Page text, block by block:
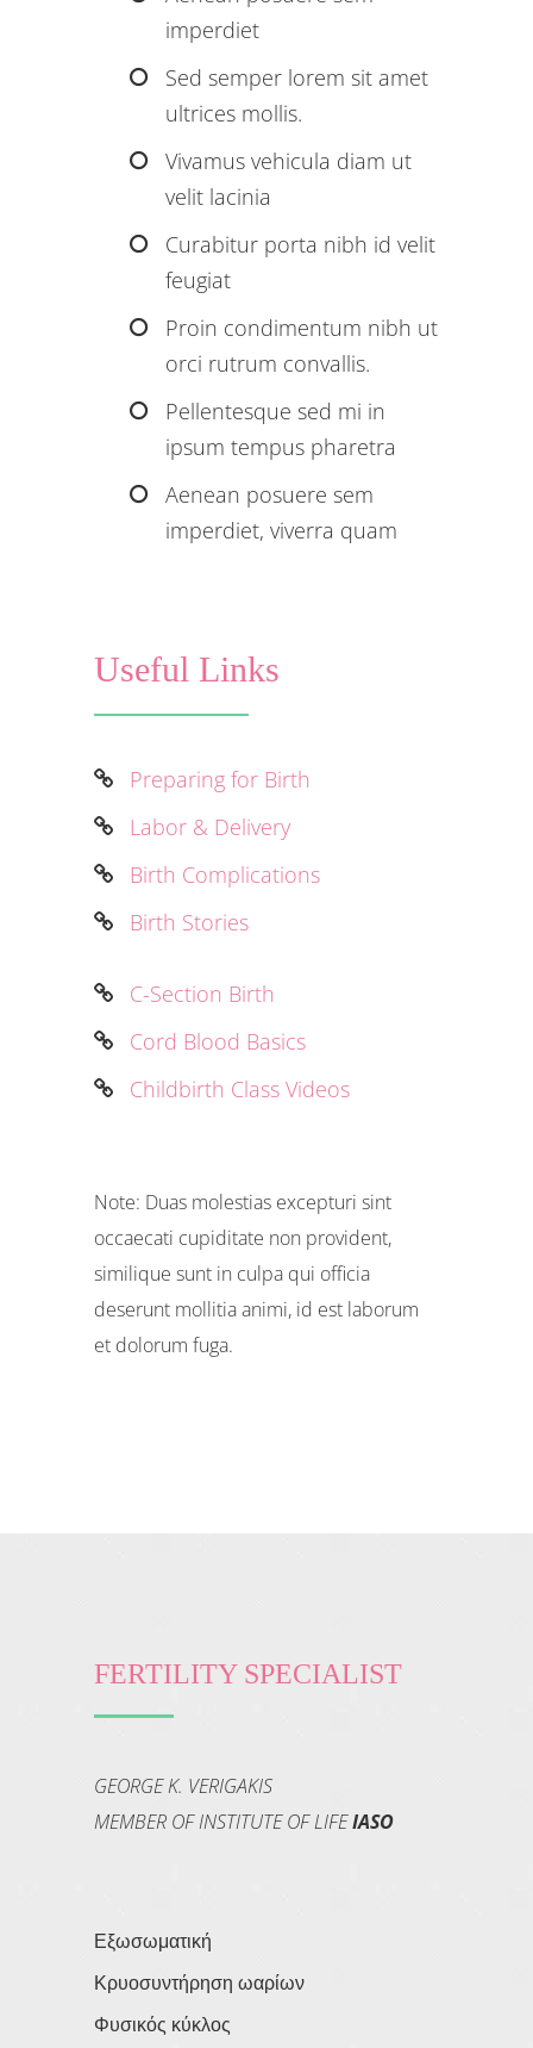
imperdiet
Sed semper lorem sit amet
ultrices mollis.
Vivamus vehicula diam ut
velit lacinia
Curabitur porta nibh id velit
feugiat
Proin condimentum nibh ut
orci rutrum convallis.
Pellentesque sed mi in
ipsum tempus pharetra
Aenean posuere sem
imperdiet, viverra quam
Useful Links
Preparing for Birth
Labor & Delivery
Birth Complications
Birth Stories
C-Section Birth
Cord Blood Basics
Childbirth Class Videos
Note: Duas molestias excepturi sint
occaecati cupiditate non provident,
similique sunt in culpa qui officia
deserunt mollitia animi, id est laborum
et dolorum fuga.
FERTILITY SPECIALIST
GEORGE K. VERIGAKIS
MEMBER OF INSTITUTE OF LIFEIASO
Εξωσωματική
Κρυοσυντήρηση ωαρίων
Φυσικός κύκλος